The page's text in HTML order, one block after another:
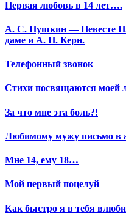
Первая любовь в 14 лет….
А. С. Пушкин — Невесте
даме и А. П. Керн.
Телефонный звонок
Стихи посвящаются моей
За что мне эта боль?!
Любимому мужу письмо в
Мне 14, ему 18…
Мой первый поцелуй
Как быстро я в тебя